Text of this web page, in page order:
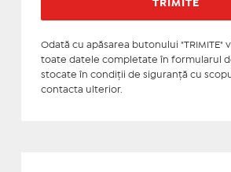
Odată cu apăsarea butonului "TRIMITE"
toate datele completate în formularul
stocate în condiţii de siguranţă cu
contacta ulterior.